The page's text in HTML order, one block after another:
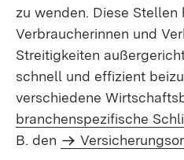
zu wenden. Diese Stellen
Verbraucherinnen und
Streitigkeiten
schnell und effizient
verschiedene
branchenspezifische
B. den